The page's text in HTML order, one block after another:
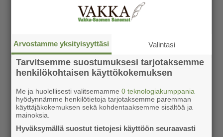
Arvostamme yksityisyyttäsi Valintasi
Tarvitsemme suostumuksesi tarjotaksemme
henkilökohtaisen käyttökokemuksen
Me ja huolellisesti valitsemamme0 teknologiakumppania
hyödynnämme henkilötietoja tarjotaksemme paremman
käyttäjäkokemuksen sekä kohdentaaksemme sisältöä ja
mainoksia.
Hyväksymällä suostut tietojesi käyttöön seuraavasti